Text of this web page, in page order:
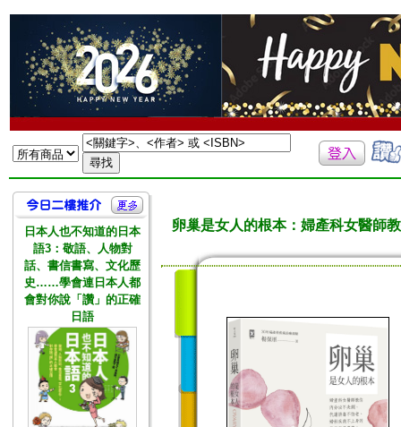
日本人也不知道的日本
語3：敬語、人物對
話、書信書寫、文化歷
史……學會連日本人都
會對你說「讚」的正確
日語
卵巢是女人的根本：婦產科女醫師